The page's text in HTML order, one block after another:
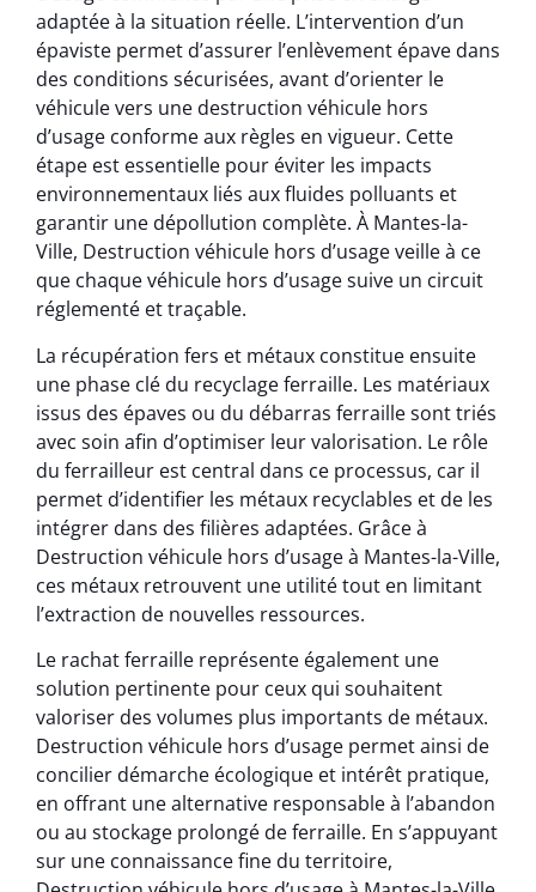
adaptée à la situation réelle. L’intervention d’un
épaviste permet d’assurer l’enlèvement épave dans
des conditions sécurisées, avant d’orienter le
véhicule vers une destruction véhicule hors
d’usage conforme aux règles en vigueur. Cette
étape est essentielle pour éviter les impacts
environnementaux liés aux fluides polluants et
garantir une dépollution complète. À Mantes-la-
Ville, Destruction véhicule hors d’usage veille à ce
que chaque véhicule hors d’usage suive un circuit
réglementé et traçable.
La récupération fers et métaux constitue ensuite
une phase clé du recyclage ferraille. Les matériaux
issus des épaves ou du débarras ferraille sont triés
avec soin afin d’optimiser leur valorisation. Le rôle
du ferrailleur est central dans ce processus, car il
permet d’identifier les métaux recyclables et de les
intégrer dans des filières adaptées. Grâce à
Destruction véhicule hors d’usage à Mantes-la-Ville,
ces métaux retrouvent une utilité tout en limitant
l’extraction de nouvelles ressources.
Le rachat ferraille représente également une
solution pertinente pour ceux qui souhaitent
valoriser des volumes plus importants de métaux.
Destruction véhicule hors d’usage permet ainsi de
concilier démarche écologique et intérêt pratique,
en offrant une alternative responsable à l’abandon
ou au stockage prolongé de ferraille. En s’appuyant
sur une connaissance fine du territoire,